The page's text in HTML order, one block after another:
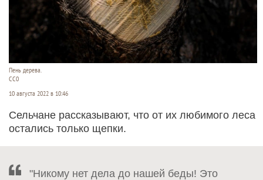
Пень дерева.
СС0
10 августа 2022 в 10:46
Сельчане рассказывают, что от их любимого леса
остались только щепки.
"Никому нет дела до нашей беды! Это